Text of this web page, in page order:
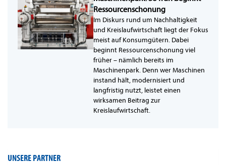
Ressourcenschonung
Im Diskurs rund um Nachhaltigkeit
und Kreislaufwirtschaft liegt der Fokus
meist auf Konsumgütern. Dabei
beginnt Ressourcenschonung viel
früher – nämlich bereits im
Maschinenpark. Denn wer Maschinen
instand hält, modernisiert und
langfristig nutzt, leistet einen
wirksamen Beitrag zur
Kreislaufwirtschaft.
UNSERE PARTNER